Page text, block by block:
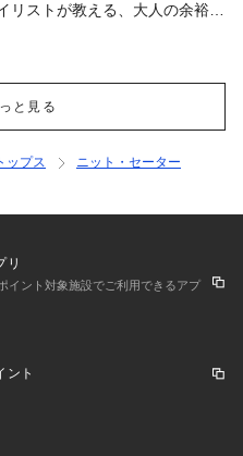
ストが教える、大人の余裕漂
と見る
ップス
ニット・セーター
リ
イント対象施設でご利用できるアプ
ント